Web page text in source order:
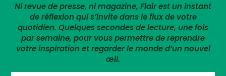
Ni revue de presse, ni magazine, Flair est un instant
de réflexion qui s’invite dans le flux de votre
quotidien. Quelques secondes de lecture, une fois
par semaine, pour vous permettre de reprendre
votre inspiration et regarder le monde d’un nouvel
œil.